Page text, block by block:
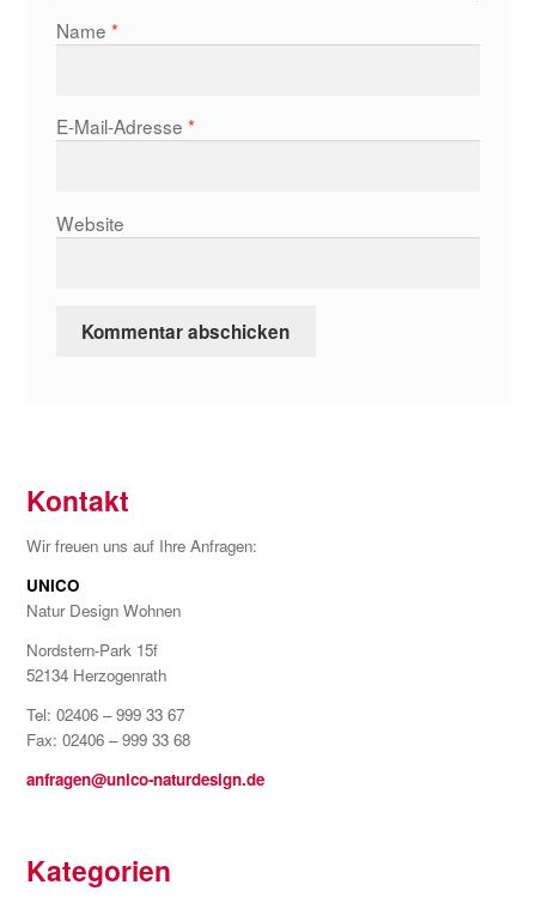
Name *
E-Mail-Adresse *
Website
Kontakt
Wir freuen uns auf Ihre Anfragen:
UNICO
Natur Design Wohnen
Nordstern-Park 15f
52134 Herzogenrath
Tel: 02406 – 999 33 67
Fax: 02406 – 999 33 68
anfragen@unico-naturdesign.de
Kategorien